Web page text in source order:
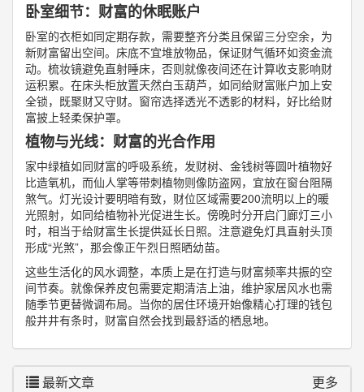
卧室细节：财富的休眠账户
卧室的衣柜如同定期存款，需要整齐分类且保留三分空余，为
新财富留出空间。床底不宜堆放物品，保证财气循环如资金流
动。梳妆镜避免直射睡床，否则就像夜间还在计算收支影响财
运积累。在床头柜放置天然白玉葫芦，如同给财富账户加上安
全锁，既聚财又守财。窗帘选择透光不透影的材料，好比给财
富披上轻柔保护罩。
植物与光线：财富的光合作用
家中绿植如同财富的呼吸系统，发财树、金钱树等圆叶植物好
比造氧机，而仙人掌等带刺植物则像防盗网，宜放在窗台阻隔
煞气。灯光设计要明暗有致，财位区域需要200流明以上的暖
光照射，如同给植物补光促进生长。傍晚时分开启门廊灯三小
时，相当于给财富生长提供延长日照。注意避免灯具直射头顶
形成“光煞”，那会像正午烈日照晒幼苗。
这些生活化的风水调整，本质上是在打造与财富频率共振的空
间节奏。就像保养皮包需要定期清洁上油，维护家居风水也需
随季节更替微调布局。当你的居住环境开始像精心打理的钱包
般井井有条时，财富自然会找到最舒适的栖息地。
最新文章 更多